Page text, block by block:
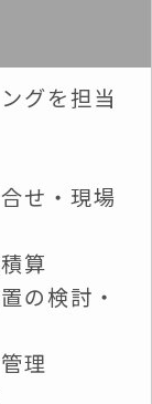
グを担当
せ・現場
算
の検討・
理